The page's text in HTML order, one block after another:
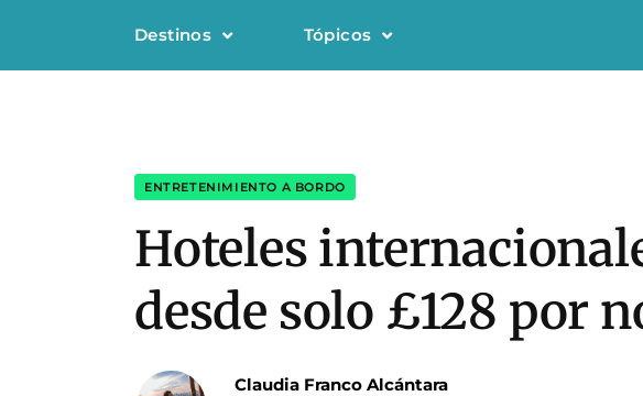
Destinos Tópicos
ENTRETENIMIENTO A BORDO
Hoteles
desde solo £128 por
Claudia Franco Alcántara